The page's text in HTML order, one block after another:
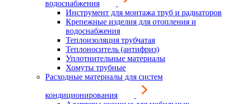
водоснабжения
Инструмент для монтажа труб и радиаторов
Крепежные изделия для отопления и
водоснабжения
Теплоизоляция трубчатая
Теплоноситель (антифриз)
Уплотнительные материалы
Хомуты трубные
Расходные материалы для систем
кондиционирования